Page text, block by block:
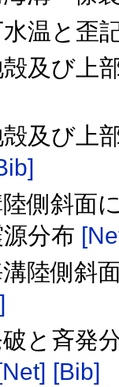
水温と歪
及び上
及び上
側斜面
分布
陸側斜
と斉発
[Bib]